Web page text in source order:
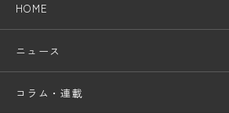
HOME
ニュース
コラム・連載